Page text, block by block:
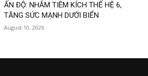
ẤN ĐỘ: NHẮM TIÊM KÍCH THẾ HỆ 6,
TĂNG SỨC MẠNH DƯỚI BIỂN
August 10, 2026